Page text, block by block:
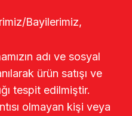
Bayilerimiz,
adı ve sosyal
ürün satışı ve
tespit edilmiştir.
olmayan kişi veya